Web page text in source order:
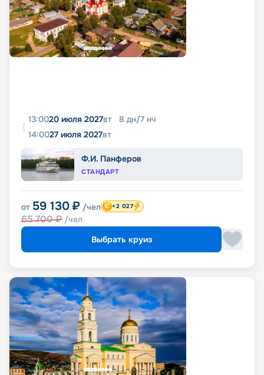
13:0020 июля 2027вт 8 дн/7 нч
14:0027 июля 2027вт
Ф.И. Панферов
СТАНДАРТ
от 59 130 ₽ /чел
65 700₽ /чел
+2 027
Выбрать круиз